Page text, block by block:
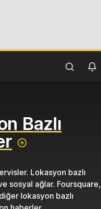
Bazlı
Lokasyon bazlı
sosyal ağlar. Foursquare,
lokasyon bazlı